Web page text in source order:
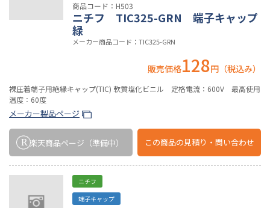
商品コード：H503
ニチフ TIC325-GRN 端子キャップ
緑
メーカー商品コード：TIC325-GRN
販売価格128円（税込み）
裸圧着端子用絶縁キャップ(TIC) 軟質塩化ビニル 定格電流：600V 最高使用
温度：60度
メーカー製品ページ
楽天商品ページ （準備中） この商品の見積り・問い合わせ
ニチフ
端子キャップ